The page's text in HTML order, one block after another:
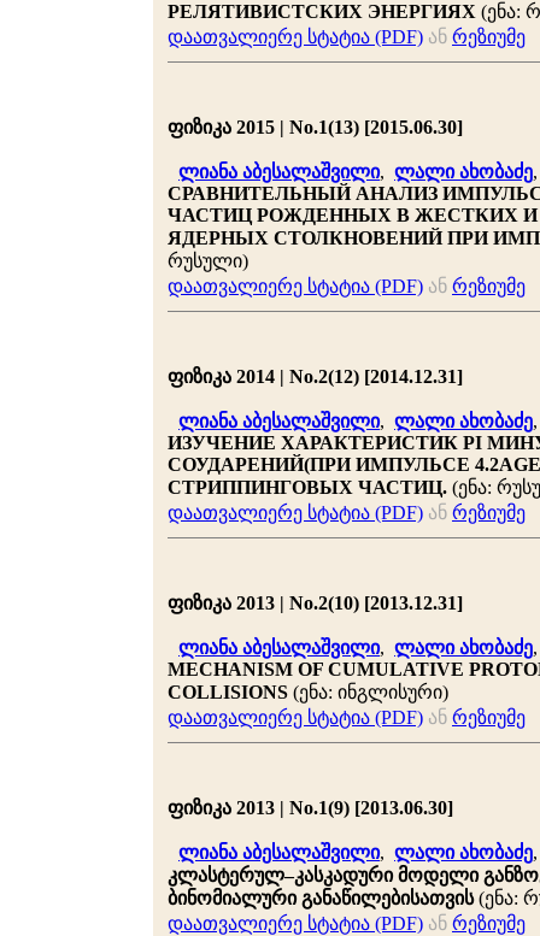
РЕЛЯТИВИСТСКИХ ЭНЕРГИЯХ (ენა:
დაათვალიერე სტატია (PDF) ან რეზიუმე
ფიზიკა 2015 | No.1(13) [2015.06.30]
ლიანა აბესალაშვილი, ლალი ახობაძე
СРАВНИТЕЛЬНЫЙ АНАЛИЗ
ЧАСТИЦ РОЖДЕННЫХ В ЖЕСТКИХ И
ЯДЕРНЫХ СТОЛКНОВЕНИЙ ПРИ
რუსული)
დაათვალიერე სტატია (PDF) ან რეზიუმე
ფიზიკა 2014 | No.2(12) [2014.12.31]
ლიანა აბესალაშვილი, ლალი ახობაძე
ИЗУЧЕНИЕ ХАРАКТЕРИСТИК PI
СОУДАРЕНИЙ(ПРИ ИМПУЛЬСЕ
СТРИППИНГОВЫХ ЧАСТИЦ. (ენა:
დაათვალიერე სტატია (PDF) ან რეზიუმე
ფიზიკა 2013 | No.2(10) [2013.12.31]
ლიანა აბესალაშვილი, ლალი ახობაძე
MECHANISM OF CUMULATIVE
COLLISIONS (ენა: ინგლისური)
დაათვალიერე სტატია (PDF) ან რეზიუმე
ფიზიკა 2013 | No.1(9) [2013.06.30]
ლიანა აბესალაშვილი, ლალი ახობაძე
კლასტერულ–კასკადური მოდელი
ბინომიალური განაწილებისათვის(ენა:
დაათვალიერე სტატია (PDF) ან რეზიუმე